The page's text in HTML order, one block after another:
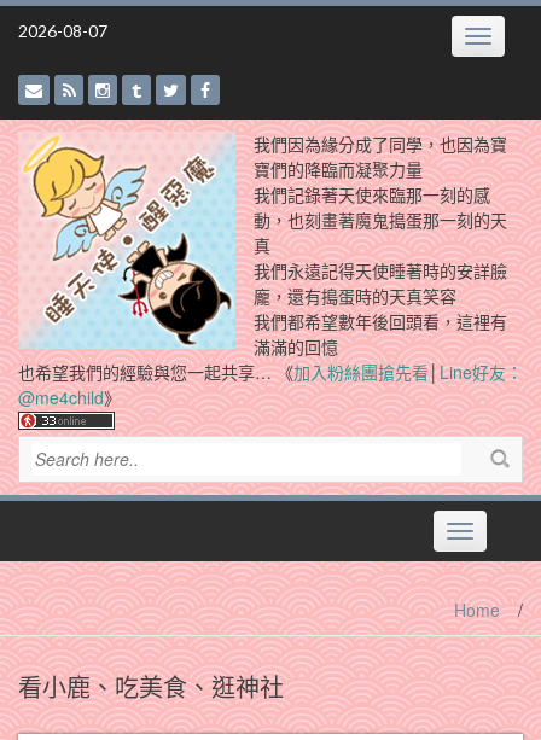
Skip
2026-08-07 Toggle
我們因為緣分成了同學，也因為寶
寶們的降臨而凝聚力量
我們記錄著天使來臨那一刻的感
動，也刻畫著魔鬼搗蛋那一刻的天
真
我們永遠記得天使睡著時的安詳臉
龐，還有搗蛋時的天真笑容
我們都希望數年後回頭看，這裡有
滿滿的回憶
也希望我們的經驗與您一起共享… 《加入粉絲團搶先看│Line好友：
@me4child》
Toggle
navigation
Home /
看小鹿、吃美食、逛神社